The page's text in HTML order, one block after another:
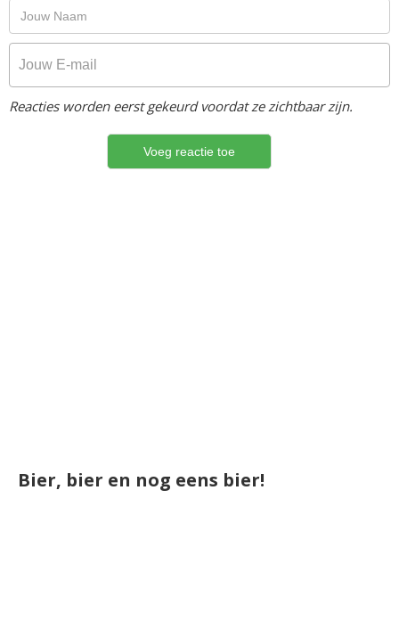
Reacties worden eerst gekeurd voordat ze zichtbaar zijn.
Bier, bier en nog eens bier!